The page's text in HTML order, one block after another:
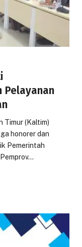
Pelayanan
Timur (Kaltim)
honorer dan
Pemerintah